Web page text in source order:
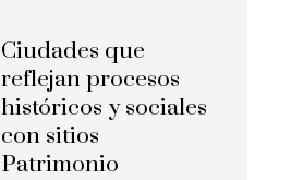
Ciudades que
reflejan procesos
históricos y sociales
con sitios
Patrimonio